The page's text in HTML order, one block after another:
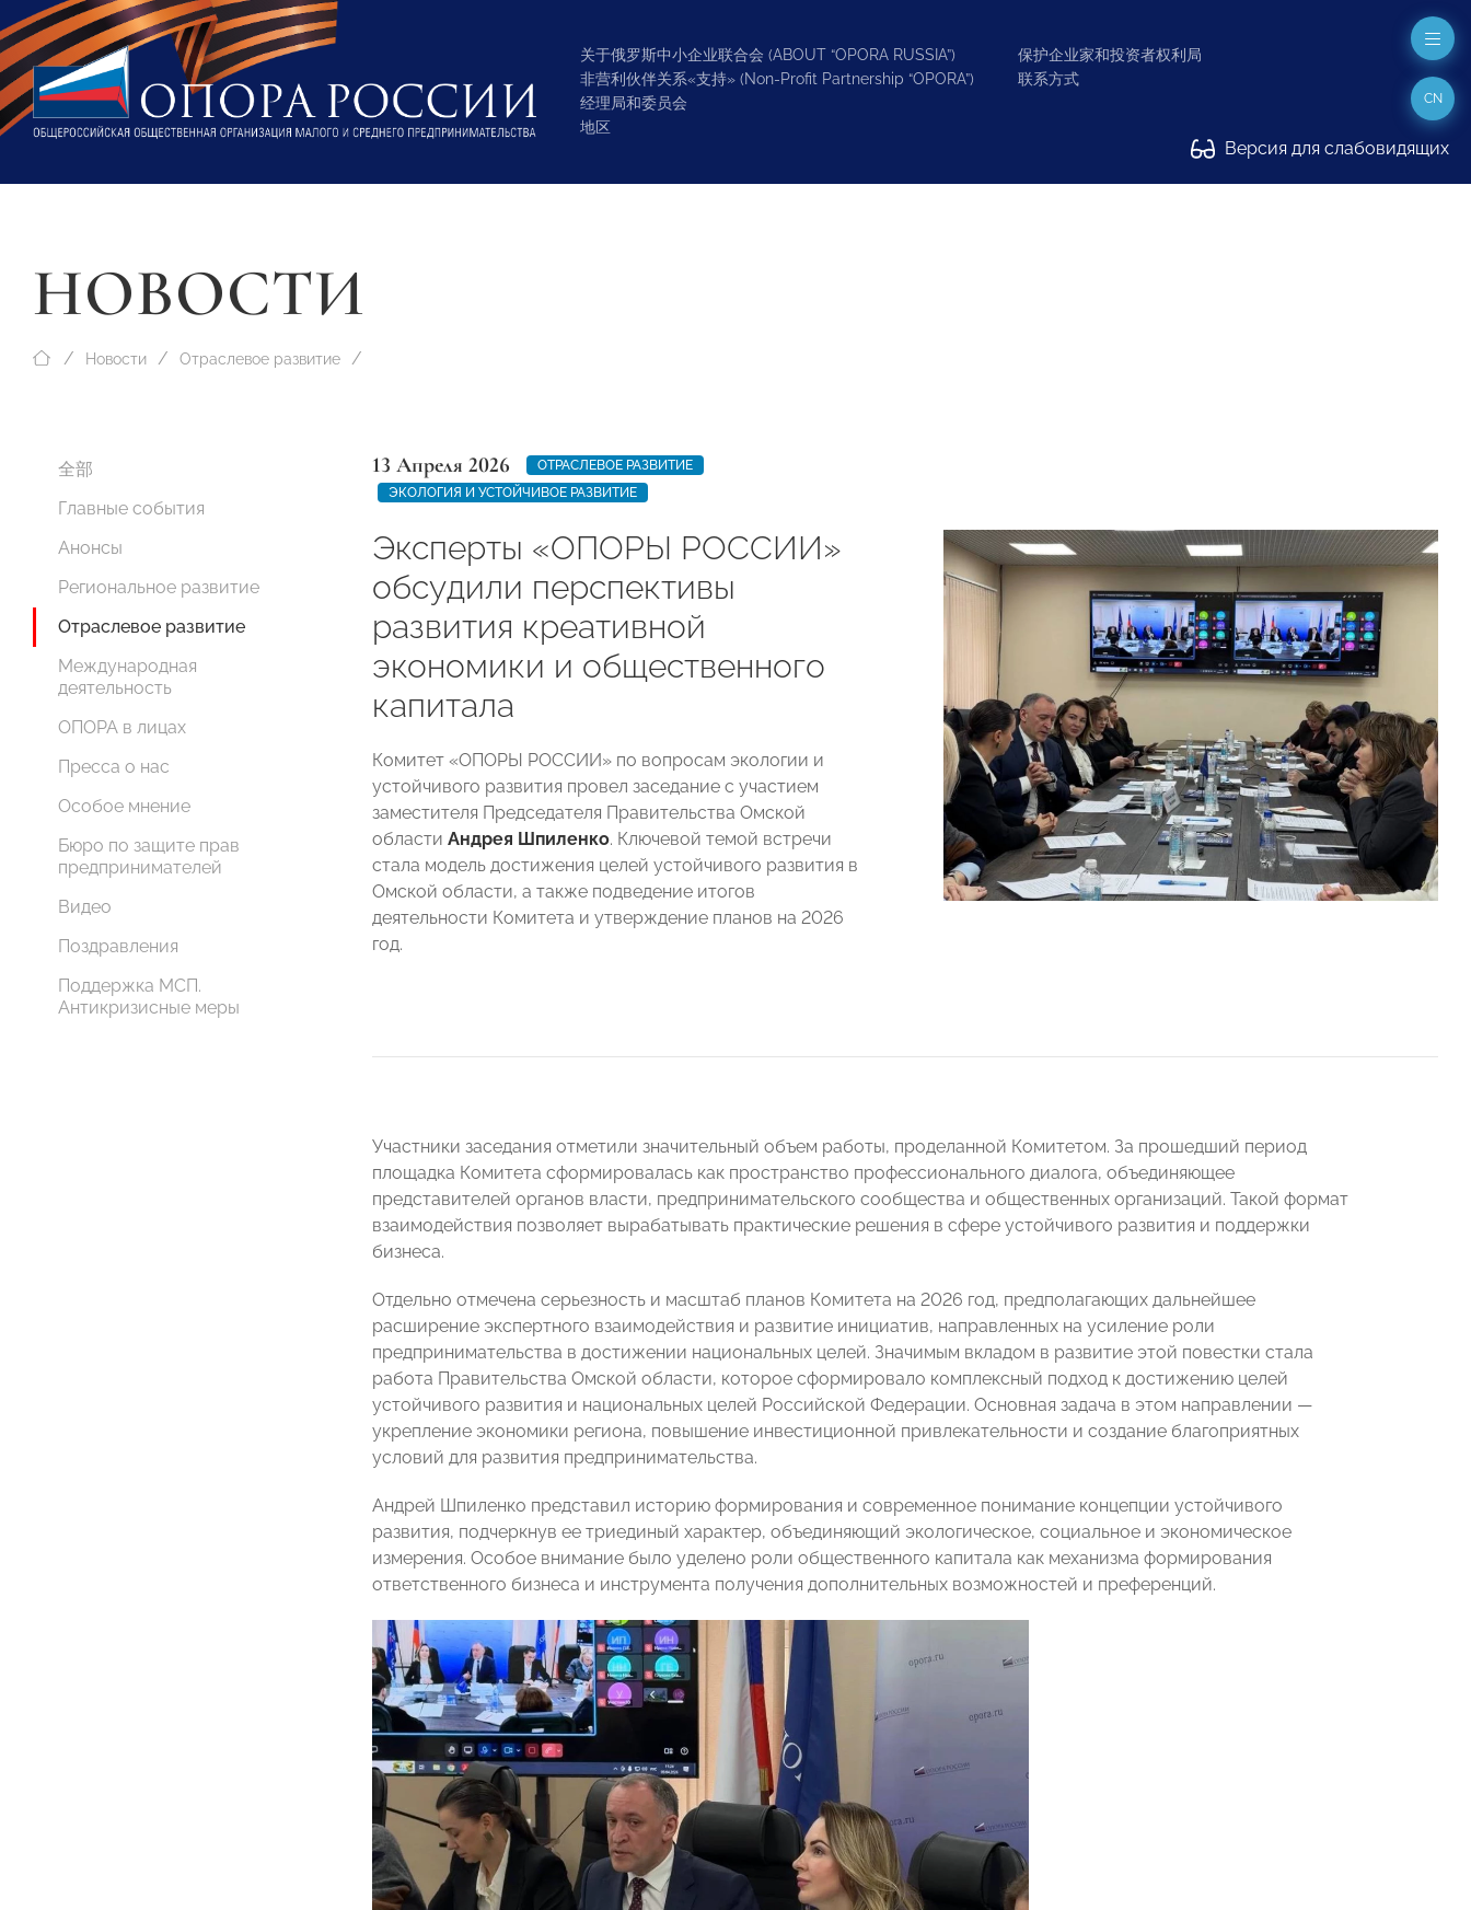
关于俄罗斯中小企业联合会 (ABOUT “OPORA RUSSIA”)
非营利伙伴关系«支持» (Non-Profit Partnership “OPORA”)
经理局和委员会
地区
保护企业家和投资者权利局
联系方式
Версия для слабовидящих
CN
НОВОСТИ
Новости Отраслевое развитие
全部
Главные события
Анонсы
Региональное развитие
Отраслевое развитие
Международная
деятельность
ОПОРА в лицах
Пресса о нас
Особое мнение
Бюро по защите прав
предпринимателей
Видео
Поздравления
Поддержка МСП.
Антикризисные меры
13 Апреля 2026
ОТРАСЛЕВОЕ РАЗВИТИЕ
ЭКОЛОГИЯ И УСТОЙЧИВОЕ РАЗВИТИЕ
Эксперты «ОПОРЫ РОССИИ»
обсудили перспективы
развития креативной
экономики и общественного
капитала
Комитет «ОПОРЫ РОССИИ» по вопросам экологии и
устойчивого развития провел заседание с участием
заместителя Председателя Правительства Омской
области Андрея Шпиленко. Ключевой темой встречи
стала модель достижения целей устойчивого развития в
Омской области, а также подведение итогов
деятельности Комитета и утверждение планов на 2026
год.
Участники заседания отметили значительный объем работы, проделанной Комитетом. За прошедший период
площадка Комитета сформировалась как пространство профессионального диалога, объединяющее
представителей органов власти, предпринимательского сообщества и общественных организаций. Такой формат
взаимодействия позволяет вырабатывать практические решения в сфере устойчивого развития и поддержки
бизнеса.
Отдельно отмечена серьезность и масштаб планов Комитета на 2026 год, предполагающих дальнейшее
расширение экспертного взаимодействия и развитие инициатив, направленных на усиление роли
предпринимательства в достижении национальных целей. Значимым вкладом в развитие этой повестки стала
работа Правительства Омской области, которое сформировало комплексный подход к достижению целей
устойчивого развития и национальных целей Российской Федерации. Основная задача в этом направлении —
укрепление экономики региона, повышение инвестиционной привлекательности и создание благоприятных
условий для развития предпринимательства.
Андрей Шпиленко представил историю формирования и современное понимание концепции устойчивого
развития, подчеркнув ее триединый характер, объединяющий экологическое, социальное и экономическое
измерения. Особое внимание было уделено роли общественного капитала как механизма формирования
ответственного бизнеса и инструмента получения дополнительных возможностей и преференций.